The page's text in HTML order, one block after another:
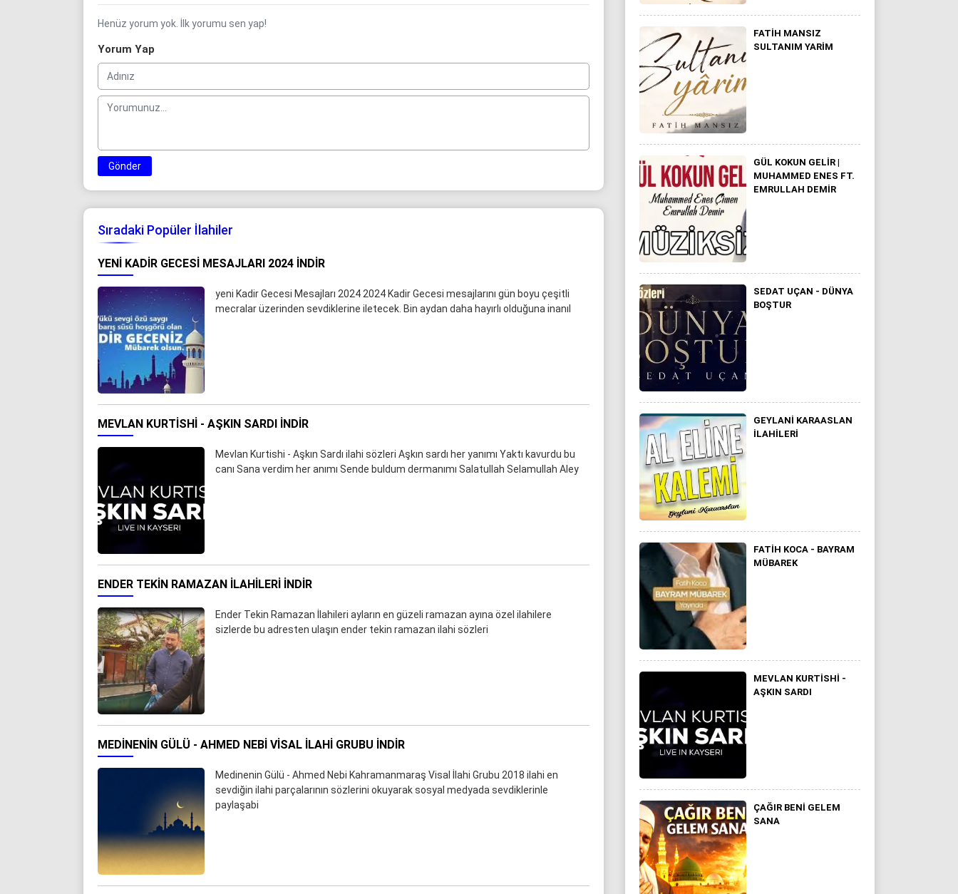
Henüz yorum yok. İlk yorumu sen yap!
Yorum Yap
Gönder
Sıradaki Popüler İlahiler
YENI KADIR GECESI MESAJLARI 2024 İNDIR
yeni Kadir Gecesi Mesajları 2024 2024 Kadir Gecesi mesajlarını gün boyu çeşitli
mecralar üzerinden sevdiklerine iletecek. Bin aydan daha hayırlı olduğuna inanıl
MEVLAN KURTISHI - AŞKIN SARDI İNDIR
Mevlan Kurtishi - Aşkın Sardı ilahi sözleri Aşkın sardı her yanımı Yaktı kavurdu bu
canı Sana verdim her anımı Sende buldum dermanımı Salatullah Selamullah Aley
ENDER TEKIN RAMAZAN İLAHILERI İNDIR
Ender Tekin Ramazan İlahileri ayların en güzeli ramazan ayına özel ilahilere
sizlerde bu adresten ulaşın ender tekin ramazan ilahi sözleri
MEDINENIN GÜLÜ - AHMED NEBI VISAL İLAHI GRUBU İNDIR
Medinenin Gülü - Ahmed Nebi Kahramanmaraş Visal İlahi Grubu 2018 ilahi en
sevdiğin ilahi parçalarının sözlerini okuyarak sosyal medyada sevdiklerinle
paylaşabi
FATIH MANSIZ
SULTANIM YARİM
GÜL KOKUN GELIR |
MUHAMMED ENES FT.
EMRULLAH DEMIR
SEDAT UÇAN - DÜNYA
BOŞTUR
GEYLANI KARAASLAN
ILAHILERI
FATIH KOCA - BAYRAM
MÜBAREK
MEVLAN KURTISHI -
AŞKIN SARDI
ÇAĞIR BENI GELEM
SANA